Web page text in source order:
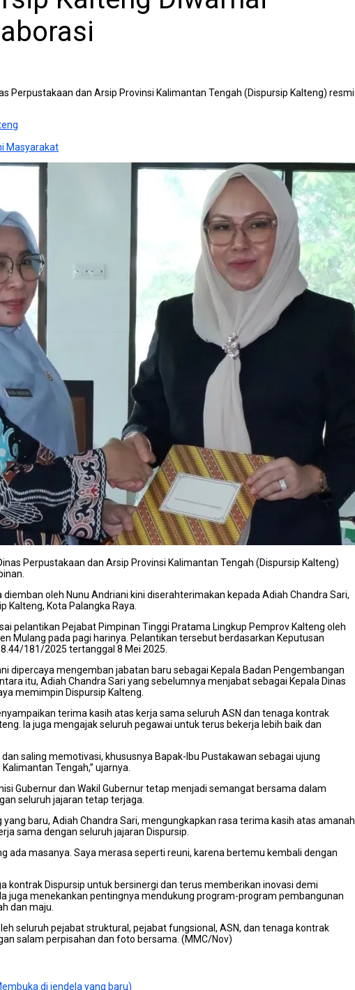
Perpustakaan dan Arsip Provinsi Kalimantan Tengah (Dispursip Kalteng) resmi
Masyarakat
Perpustakaan dan Arsip Provinsi Kalimantan Tengah (Dispursip Kalteng)
oleh Nunu Andriani kini diserahterimakan kepada Adiah Chandra Sari,
Kalteng, Kota Palangka Raya.
pelantikan Pejabat Pimpinan Tinggi Pratama Lingkup Pemprov Kalteng oleh
Mulang pada pagi harinya. Pelantikan tersebut berdasarkan Keputusan
181/2025 tertanggal 8 Mei 2025.
dipercaya mengemban jabatan baru sebagai Kepala Badan Pengembangan
itu, Adiah Chandra Sari yang sebelumnya menjabat sebagai Kepala Dinas
memimpin Dispursip Kalteng.
terima kasih atas kerja sama seluruh ASN dan tenaga kontrak
Ia juga mengajak seluruh pegawai untuk terus bekerja lebih baik dan
saling memotivasi, khususnya Bapak-Ibu Pustakawan sebagai ujung
Tengah,” ujarnya.
Gubernur dan Wakil Gubernur tetap menjadi semangat bersama dalam
seluruh jajaran tetap terjaga.
baru, Adiah Chandra Sari, mengungkapkan rasa terima kasih atas amanah
sama dengan seluruh jajaran Dispursip.
ada masanya. Saya merasa seperti reuni, karena bertemu kembali dengan
kontrak Dispursip untuk bersinergi dan terus memberikan inovasi demi
juga menekankan pentingnya mendukung program-program pembangunan
dan maju.
seluruh pejabat struktural, pejabat fungsional, ASN, dan tenaga kontrak
salam perpisahan dan foto bersama. (MMC/Nov)
di jendela yang baru)